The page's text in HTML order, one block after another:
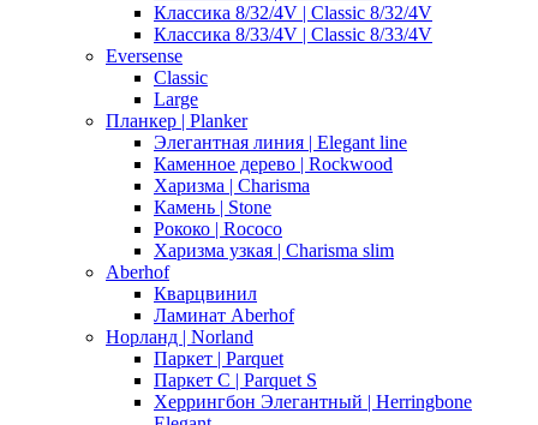
Классика 8/32/4V | Classic 8/32/4V
Классика 8/33/4V | Classic 8/33/4V
Eversense
Classic
Large
Планкер | Planker
Элегантная линия | Elegant line
Каменное дерево | Rockwood
Харизма | Charisma
Камень | Stone
Рококо | Rococo
Харизма узкая | Charisma slim
Aberhof
Кварцвинил
Ламинат Aberhof
Норланд | Norland
Паркет | Parquet
Паркет С | Parquet S
Херрингбон Элегантный | Herringbone